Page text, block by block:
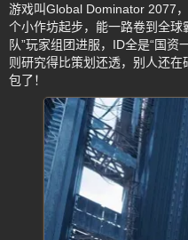
游戏叫Global Dominator 2077
个小作坊起步，能一路卷到全球
队”玩家组团进服，ID全是“国资
则研究得比策划还透，别人还
包了！